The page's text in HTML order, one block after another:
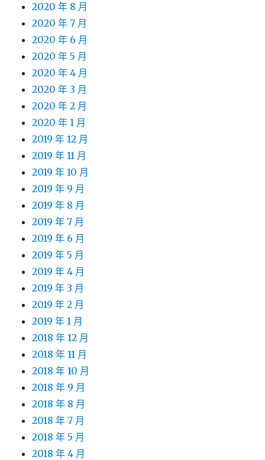
2020 年 8 月
2020 年 7 月
2020 年 6 月
2020 年 5 月
2020 年 4 月
2020 年 3 月
2020 年 2 月
2020 年 1 月
2019 年 12 月
2019 年 11 月
2019 年 10 月
2019 年 9 月
2019 年 8 月
2019 年 7 月
2019 年 6 月
2019 年 5 月
2019 年 4 月
2019 年 3 月
2019 年 2 月
2019 年 1 月
2018 年 12 月
2018 年 11 月
2018 年 10 月
2018 年 9 月
2018 年 8 月
2018 年 7 月
2018 年 5 月
2018 年 4 月